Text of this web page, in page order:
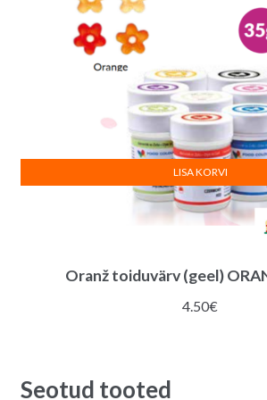
Oranž toiduvärv (geel)
4.50€
LISA KORVI
Seotud tooted